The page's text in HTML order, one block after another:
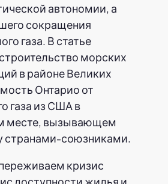
автономии, а
сокращения
газа. В статье
морских
в районе Великих
Онтарио от
газа из США в
месте, вызывающем
странами-союзниками.
кризис
доступности жилья и